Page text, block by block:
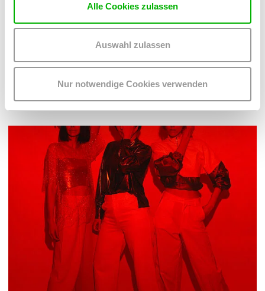
Alle Cookies zulassen
Auswahl zulassen
Nur notwendige Cookies verwenden
PLATZKONZERTE 2026
Hof